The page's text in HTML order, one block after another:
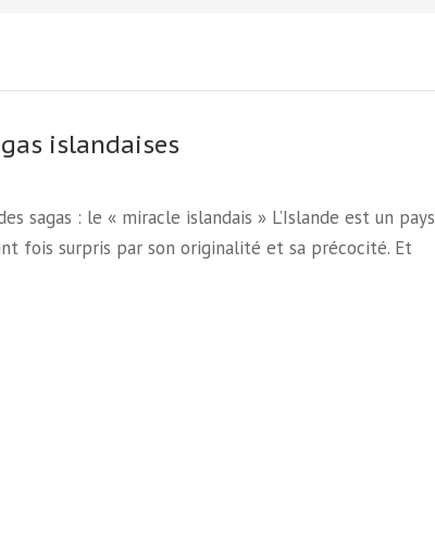
islandaises
sagas : le « miracle islandais » L’Islande est un pays
fois surpris par son originalité et sa précocité. Et